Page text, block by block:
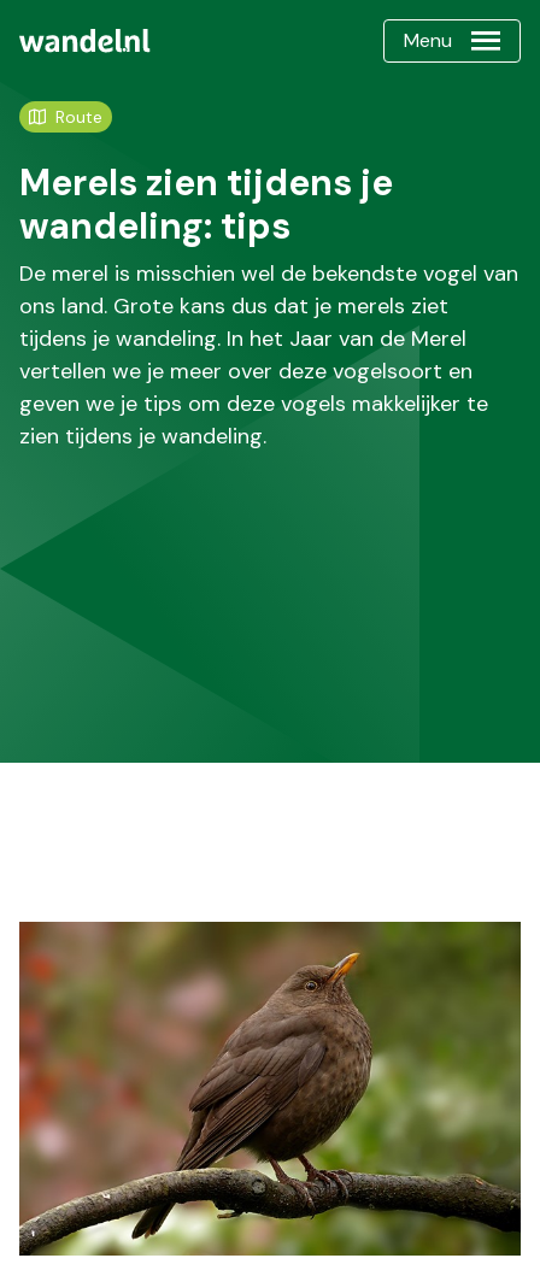
Menu
Route
Merels zien tijdens je
wandeling: tips
De merel is misschien wel de bekendste vogel van
ons land. Grote kans dus dat je merels ziet
tijdens je wandeling. In het Jaar van de Merel
vertellen we je meer over deze vogelsoort en
geven we je tips om deze vogels makkelijker te
zien tijdens je wandeling.